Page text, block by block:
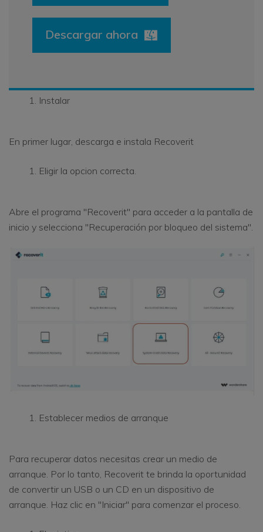
Descargar ahora
Instalar
En primer lugar, descarga e instala Recoverit
Eligir la opcion correcta.
Abre el programa "Recoverit" para acceder a la pantalla de
inicio y selecciona "Recuperación por bloqueo del sistema".
Establecer medios de arranque
Para recuperar datos necesitas crear un medio de
arranque. Por lo tanto, Recoverit te brinda la oportunidad
de convertir un USB o un CD en un dispositivo de
arranque. Haz clic en "Iniciar" para comenzar el proceso.